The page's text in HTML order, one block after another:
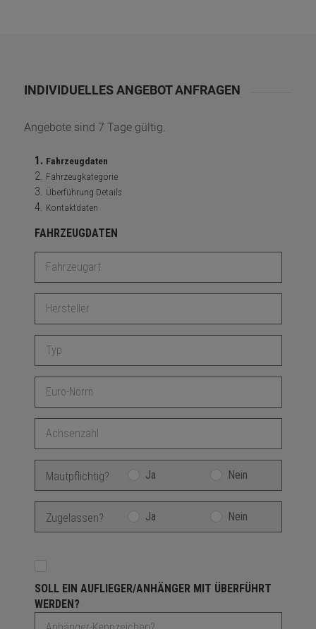
INDIVIDUELLES ANGEBOT ANFRAGEN
Angebote sind 7 Tage gültig.